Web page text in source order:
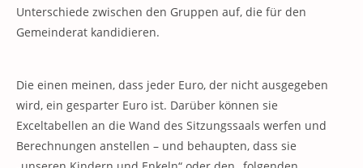
Unterschiede zwischen den Gruppen auf, die für den
Gemeinderat kandidieren.
Die einen meinen, dass jeder Euro, der nicht ausgegeben
wird, ein gesparter Euro ist. Darüber können sie
Exceltabellen an die Wand des Sitzungssaals werfen und
Berechnungen anstellen – und behaupten, dass sie